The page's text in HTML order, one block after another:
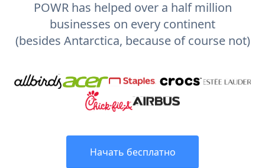
POWR has helped over a half million
businesses on every continent
(besides Antarctica, because of course not)
Начать бесплатно